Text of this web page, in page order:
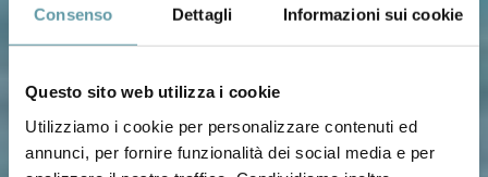
Consenso Dettagli Informazioni sui cookie
Questo sito web utilizza i cookie
Utilizziamo i cookie per personalizzare contenuti ed
annunci, per fornire funzionalità dei social media e per